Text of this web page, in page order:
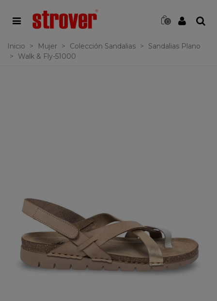
0
Inicio > Mujer > Colección Sandalias >
Sandalias Plano
>
Walk & Fly-51000